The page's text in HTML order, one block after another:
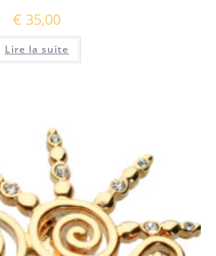
€ 35,00
Lire la suite